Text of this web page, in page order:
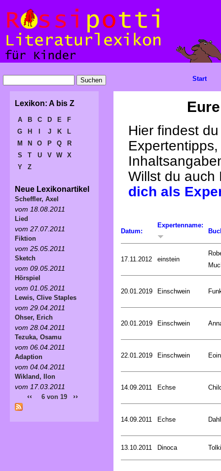
Hier findest
Willst du
dich als
Datum:
Expertenname:
17.11.2012 einstein
20.01.2019 Einschwein
20.01.2019 Einschwein
22.01.2019 Einschwein
14.09.2011 Echse
14.09.2011 Echse
13.10.2011 Dinoca
Start
Lexikon: A bis Z
A B C D E
F
G
H J K
L
M
N O P Q
R
S
T U V W
X
Y
Z
Neue Lexikonartikel
Scheffler, Axel
vom 18.08.2011
Lied
vom 27.07.2011
Fiktion
vom 25.05.2011
Sketch
vom 09.05.2011
Hörspiel
vom 01.05.2011
Lewis, Clive Staples
vom 29.04.2011
Ohser, Erich
vom 28.04.2011
Tezuka, Osamu
vom 06.04.2011
Adaption
vom 04.04.2011
Wikland, Ilon
vom 17.03.2011
‹‹ 6 von 19 ››